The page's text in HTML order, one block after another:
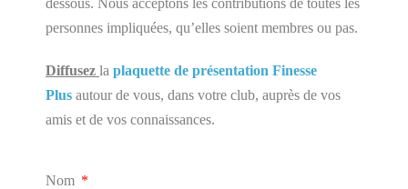
personnes impliquées, qu’elles soient membres ou pas.
Diffusez la plaquette de présentation Finesse
Plus autour de vous, dans votre club, auprès de vos
amis et de vos connaissances.
Nom